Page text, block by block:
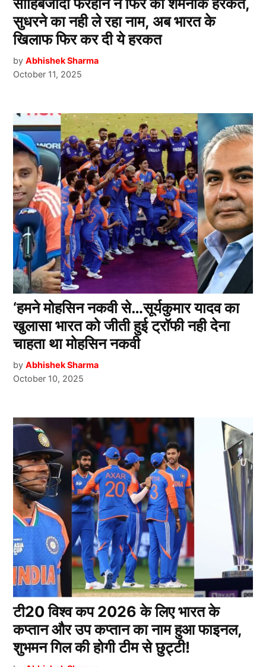
साहिबजादा फरहान ने फिर की शर्मनाक हरकत,
सुधरने का नही ले रहा नाम, अब भारत के
खिलाफ फिर कर दी ये हरकत
by Abhishek Sharma
October 11, 2025
‘हमने मोहसिन नकवी से…सूर्यकुमार यादव का
खुलासा भारत को जीती हुई ट्रॉफी नही देना
चाहता था मोहसिन नकवी
by Abhishek Sharma
October 10, 2025
टी20 विश्व कप 2026 के लिए भारत के
कप्तान और उप कप्तान का नाम हुआ फाइनल,
शुभमन गिल की होगी टीम से छुट्टी!